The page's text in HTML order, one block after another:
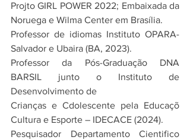
Projto GIRL POWER 2022; Embaixada da
Noruega e Wilma Center em Brasília.
Professor de idiomas Instituto OPARA-
Salvador e Ubaira (BA, 2023).
Professor da Pós-Graduação DNA
BARSIL junto o Instituto de
Desenvolvimento de
Crianças e Cdolescente pela Educaçõ
Cultura e Esporte – IDECACE (2024).
Pesquisador Departamento Cientifico